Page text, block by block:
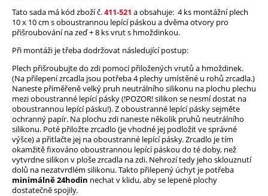
Tato sada má kód zboží č.411-521 aobsahuje: 4 ks montážní plech
10 x 10 cm s oboustrannou lepící páskou a dvěma otvory pro
přišroubování na zeď + 8 ks vrut s hmoždinkou.
Při montáži je třeba dodržovat následující postup:
Plech přišroubujte do zdi pomocí přiložených vrutů a hmoždinek.
(Na přilepení zrcadla jsou potřeba 4 plechy umístěné u rohů zrcadla.)
Naneste přiměřeně velký pruh neutrálního silikonu na plochu plechu
mezi oboustranné lepící pásky (!POZOR! silikon se nesmí dostat na
oboustrannou lepící pásku!). Z oboustranné lepící pásky sejměte
ochranný papír. Na plochu zdi naneste několik pruhů neutrálního
silikonu. Poté přiložte zrcadlo (je vhodné jej podložit ve správné
výšce) a přitlačte jej na oboustranné lepící pásky. Zrcadlo je tím
okamžitě fixováno oboustrannou lepící páskou do té doby, než
vytvrdne silikon v ploše zrcadla na zdi. Nehrozí tedy jeho sklouznutí
dolů na nezatvrdlém silikonu. Takto přilepený úchyt je potřeba
minimálně 24hodin nechat v klidu, aby se lepené plochy
dostatečně spojily.